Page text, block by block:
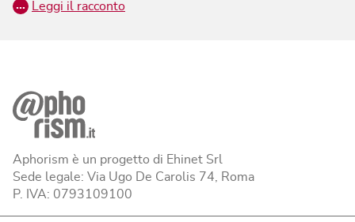
… Leggi il racconto
Aphorism è un progetto di Ehinet Srl
Sede legale: Via Ugo De Carolis 74, Roma
P. IVA: 0793109100